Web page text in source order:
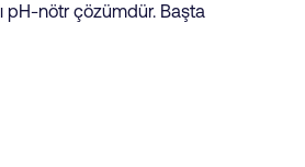
pH-nötr çözümdür. Başta